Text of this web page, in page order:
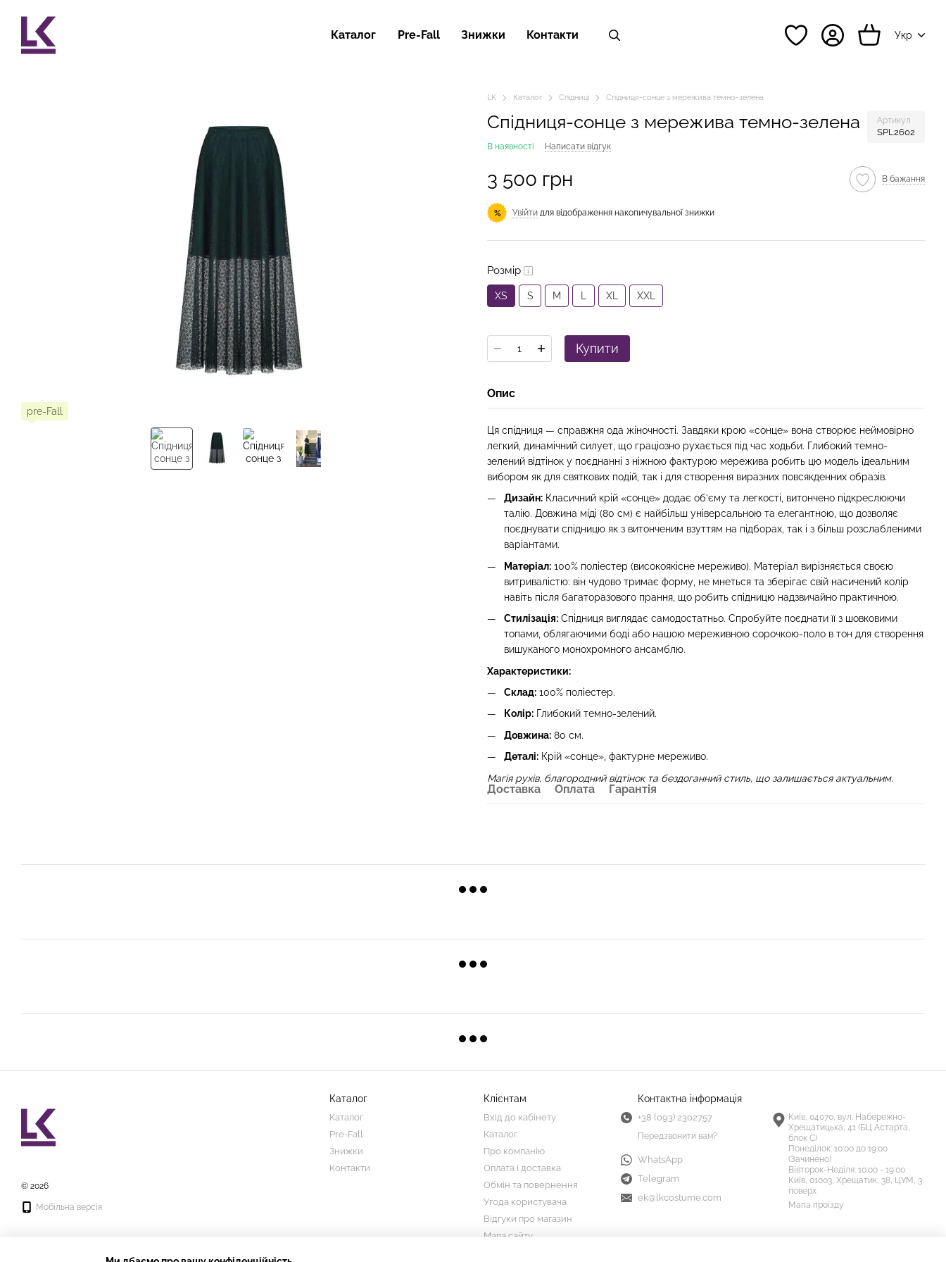
Каталог Pre-Fall Знижки Контакти Укр
pre-Fall
LK Каталог Спідниці Спідниця-сонце з мережива темно-зелена
Спідниця-сонце з мережива темно-зелена Артикул
SPL2602
В наявності Написати відгук
3 500 грн В бажання
% Увійти для відображення накопичувальної знижки
Розмір
XS S M XL XXL
Купити
Опис
Ця спідниця — справжня ода жіночності. Завдяки крою «сонце» вона створює неймовірно
легкий, динамічний силует, що граціозно рухається під час ходьби. Глибокий темно-
зелений відтінок у поєднанні з ніжною фактурою мережива робить цю модель ідеальним
вибором як для святкових подій, так і для створення виразних повсякденних образів.
Дизайн: Класичний крій «сонце» додає об’єму та легкості, витончено підкреслюючи
талію. Довжина міді (80 см) є найбільш універсальною та елегантною, що дозволяє
поєднувати спідницю як з витонченим взуттям на підборах, так і з більш розслабленими
варіантами.
Матеріал: 100% поліестер (високоякісне мереживо). Матеріал вирізняється своєю
витривалістю: він чудово тримає форму, не мнеться та зберігає свій насичений колір
навіть після багаторазового прання, що робить спідницю надзвичайно практичною.
Стилізація: Спідниця виглядає самодостатньо. Спробуйте поєднати її з шовковими
топами, облягаючими боді або нашою мереживною сорочкою-поло в тон для створення
вишуканого монохромного ансамблю.
Характеристики:
Склад: 100% поліестер.
Колір: Глибокий темно-зелений.
Довжина: 80 см.
Деталі: Крій «сонце», фактурне мереживо.
Магія рухів, благородний відтінок та бездоганний стиль, що залишається актуальним.
Доставка Оплата Гарантія
© 2026
Мобільна версія
Каталог
Каталог
Pre-Fall
Знижки
Контакти
Клієнтам
Вхід до кабінету
Каталог
Про компанію
Оплата і доставка
Обмін та повернення
Угода користувача
Відгуки про магазин
Мапа сайту
Контактна інформація
+38 (093) 2302757
Передзвонити вам?
WhatsApp
Telegram
ek@lkcostume.com
Київ, 04070, вул. Набережно-
Хрещатицька, 41 (БЦ Астарта,
блок С)
Понеділок: 10:00 до 19:00
(Зачинено)
Вівторок-Неділя: 10:00 - 19:00
Київ, 01003, Хрещатик, 38, ЦУМ, 3
поверх
Мапа проїзду